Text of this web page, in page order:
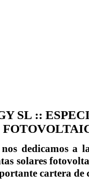
SL ::
dedicamos a
solares
cartera de